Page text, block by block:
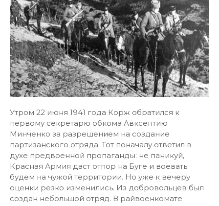
Утром 22 июня 1941 года Корж обратился к
первому секретарю обкома Авксентию
Минченко за разрешением на создание
партизанского отряда. Тот поначалу ответил в
духе предвоенной пропаганды: не паникуй,
Красная Армия даст отпор на Буге и воевать
будем на чужой территории. Но уже к вечеру
оценки резко изменились. Из добровольцев был
создан небольшой отряд. В райвоенкомате